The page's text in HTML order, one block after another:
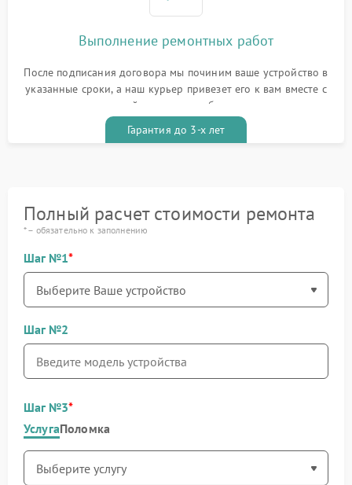
Выполнение ремонтных работ
После подписания договора мы починим ваше устройство в
указанные сроки, а наш курьер привезет его к вам вместе с
гарантийным талоном бесплатно
Гарантия до 3-х лет
Полный расчет стоимости ремонта
* – обязательно к заполнению
Шаг №1
Шаг №2
Шаг №3
УслугаПоломка